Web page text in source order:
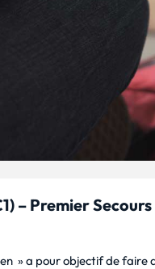
– Premier
» a pour objectif de